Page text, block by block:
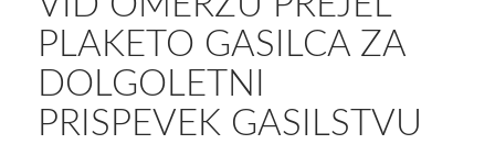
PLAKETO GASILCA ZA
DOLGOLETNI
PRISPEVEK GASILSTVU